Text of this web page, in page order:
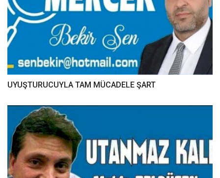
UYUŞTURUCUYLA TAM MÜCADELE ŞART